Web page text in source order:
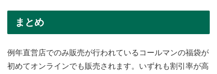
まとめ
例年直営店でのみ販売が行われているコールマンの福袋が
初めてオンラインでも販売されます。いずれも割引率が高